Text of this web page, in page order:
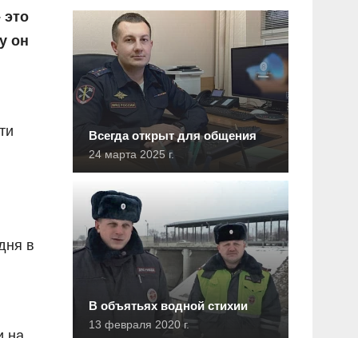
это
он
в
Всегда открыт для общения
24 марта 2025 г.
В объятьях водной стихии
13 февраля 2020 г.